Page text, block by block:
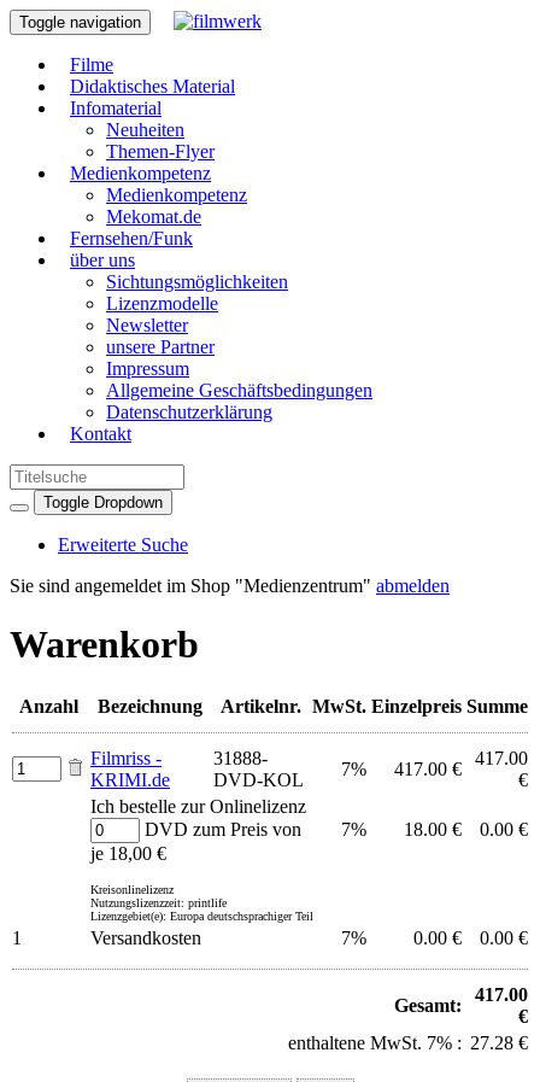
Toggle navigation
Filme
Didaktisches Material
Infomaterial
Neuheiten
Themen-Flyer
Medienkompetenz
Medienkompetenz
Mekomat.de
Fernsehen/Funk
über uns
Sichtungsmöglichkeiten
Lizenzmodelle
Newsletter
unsere Partner
Impressum
Allgemeine Geschäftsbedingungen
Datenschutzerklärung
Kontakt
Toggle Dropdown
Erweiterte Suche
Sie sind angemeldet im Shop "Medienzentrum" abmelden
Warenkorb
Anzahl Bezeichnung Artikelnr. MwSt. Einzelpreis Summe
Filmriss -
KRIMI.de
31888-
DVD-KOL
7% 417.00 €
417.00
€
Ich bestelle zur Onlinelizenz
DVD zum Preis von
je 18,00 €
7% 18.00 € 0.00 €
Kreisonlinelizenz
Nutzungslizenzzeit: printlife
Lizenzgebiet(e): Europa deutschsprachiger Teil
1 Versandkosten 7% 0.00 € 0.00 €
Gesamt:
417.00
€
enthaltene MwSt. 7% : 27.28 €